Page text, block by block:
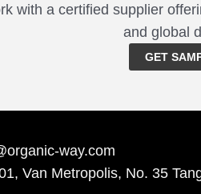
with a certified supplier
and global
GET
way.com
Van Metropolis, No. 35